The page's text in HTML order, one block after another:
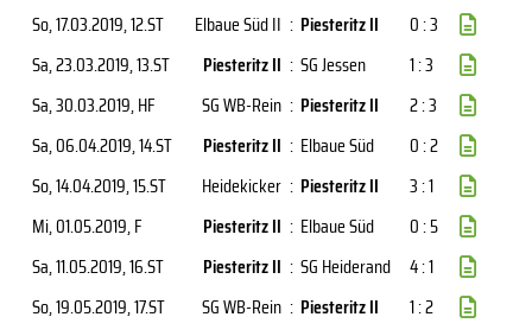
So, 17.03.2019, 12.ST Elbaue Süd II : Piesteritz II
0 : 3
Sa, 23.03.2019, 13.ST Piesteritz II : SG Jessen
1 : 3
Sa, 30.03.2019, HF SG WB-Rein : Piesteritz II
2 : 3
Sa, 06.04.2019, 14.ST Piesteritz II : Elbaue Süd
0 : 2
So, 14.04.2019, 15.ST Heidekicker : Piesteritz II
3 : 1
Mi, 01.05.2019, F Piesteritz II : Elbaue Süd
0 : 5
Sa, 11.05.2019, 16.ST Piesteritz II : SG Heiderand
4 : 1
So, 19.05.2019, 17.ST SG WB-Rein : Piesteritz II
1 : 2